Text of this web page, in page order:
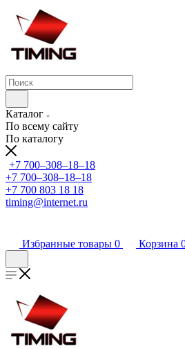
Каталог
По всему сайту
По каталогу
+7 700‒308‒18‒18
+7 700‒308‒18‒18
+7 700 803 18 18
timing@internet.ru
Избранные товары 0 Корзина